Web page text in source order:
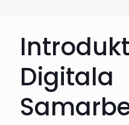
Digitala